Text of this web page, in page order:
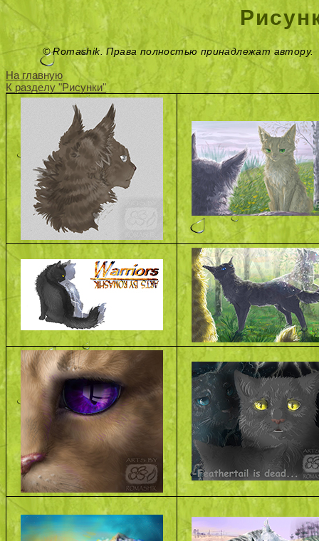
© Romashik. Права полностью принадлежат автору.
На главную
К разделу "Рисунки"